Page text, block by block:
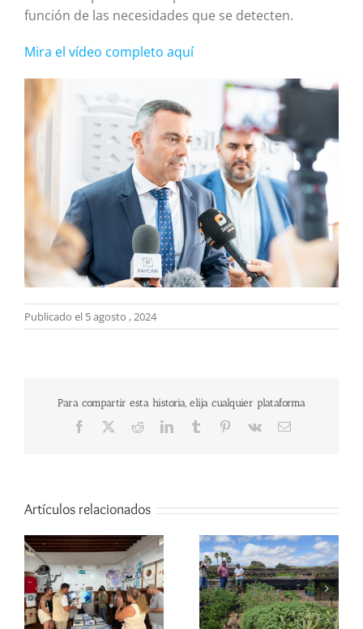
función de las necesidades que se detecten.
Mira el vídeo completo aquí
Publicado el 5 agosto , 2024
Para compartir esta historia, elija cualquier plataforma
Facebook RedditLinkedInTumblr Pinterest
Vk
Correo
Artículos relacionados